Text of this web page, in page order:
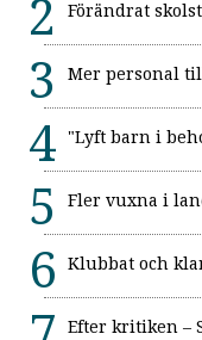
Förändrat
Mer personal
"Lyft barn i
Fler vuxna i
Klubbat och
Efter kritiken –